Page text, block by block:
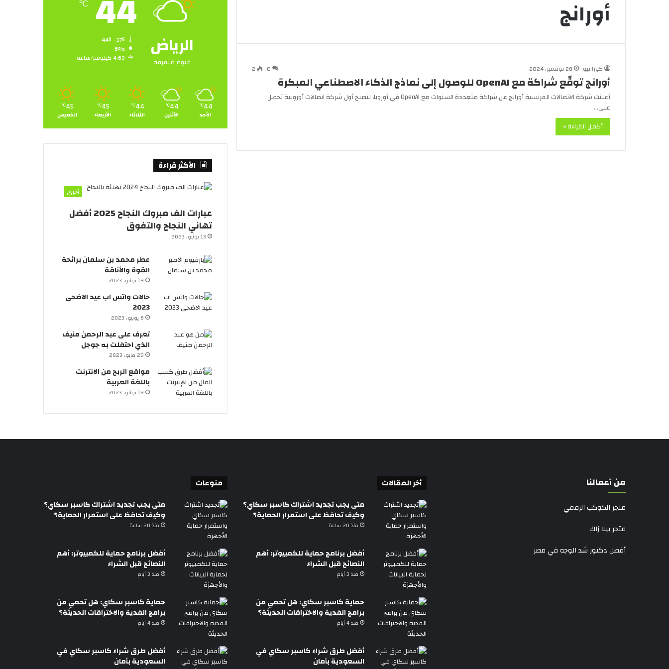
أورانج
كورا نيو 28 نوفمبر، 2024 0
2
أورانج توقّع شراكة مع OpenAI للوصول إلى نماذج الذكاء الاصطناعي المبكرة
أعلنت شركة الاتصالات الفرنسية أورانج عن شراكة متعددة السنوات مع OpenAI في أوروبا، لتصبح أول شركة اتصالات أوروبية تحصل
على…
أكمل القراءة »
الرياض
غيوم متفرقة
℃
6%
4.69 كيلومتر/ساعة
44
℃
الأحد
44
℃
الأثنين
44
℃
الثلاثاء
45
℃
الأربعاء
45
℃
الخميس
الأكثر قراءة
أخرى
عبارات الف مبروك النجاح 2025 أفضل
تهاني النجاح والتفوق
13 يونيو، 2023
عطر محمد بن سلمان برائحة
القوة والأناقة
19 يونيو، 2023
حالات واتس اب عيد الاضحى
2023
6 يونيو، 2023
تعرف على عبد الرحمن منيف
الذي احتفلت به جوجل
29 مايو، 2023
مواقع الربح من الانترنت
باللغة العربية
18 يونيو، 2023
من أعمالنا
متجر الكوكب الرقمي
متجر بيلا زاك
أفضل دكتور شد الوجه في مصر
أخر المقالات
متى يجب تجديد اشتراك كاسبر سكاي؟
وكيف تحافظ على استمرار الحماية؟
منذ 20 ساعة
أفضل برنامج حماية للكمبيوتر: أهم
النصائح قبل الشراء
منذ 3 أيام
حماية كاسبر سكاي: هل تحمي من
برامج الفدية والاختراقات الحديثة؟
منذ 4 أيام
أفضل طرق شراء كاسبر سكاي في
السعودية بأمان
منوعات
متى يجب تجديد اشتراك كاسبر سكاي؟
وكيف تحافظ على استمرار الحماية؟
منذ 20 ساعة
أفضل برنامج حماية للكمبيوتر: أهم
النصائح قبل الشراء
منذ 3 أيام
حماية كاسبر سكاي: هل تحمي من
برامج الفدية والاختراقات الحديثة؟
منذ 4 أيام
أفضل طرق شراء كاسبر سكاي في
السعودية بأمان